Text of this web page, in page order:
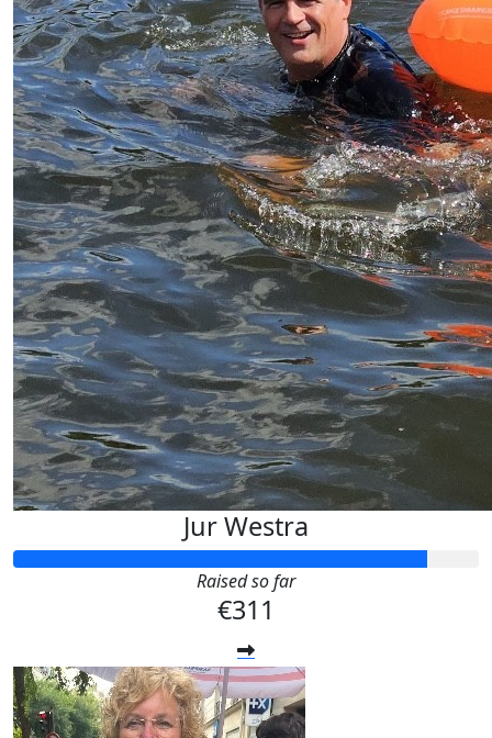
Jur Westra
Raised so far
€311